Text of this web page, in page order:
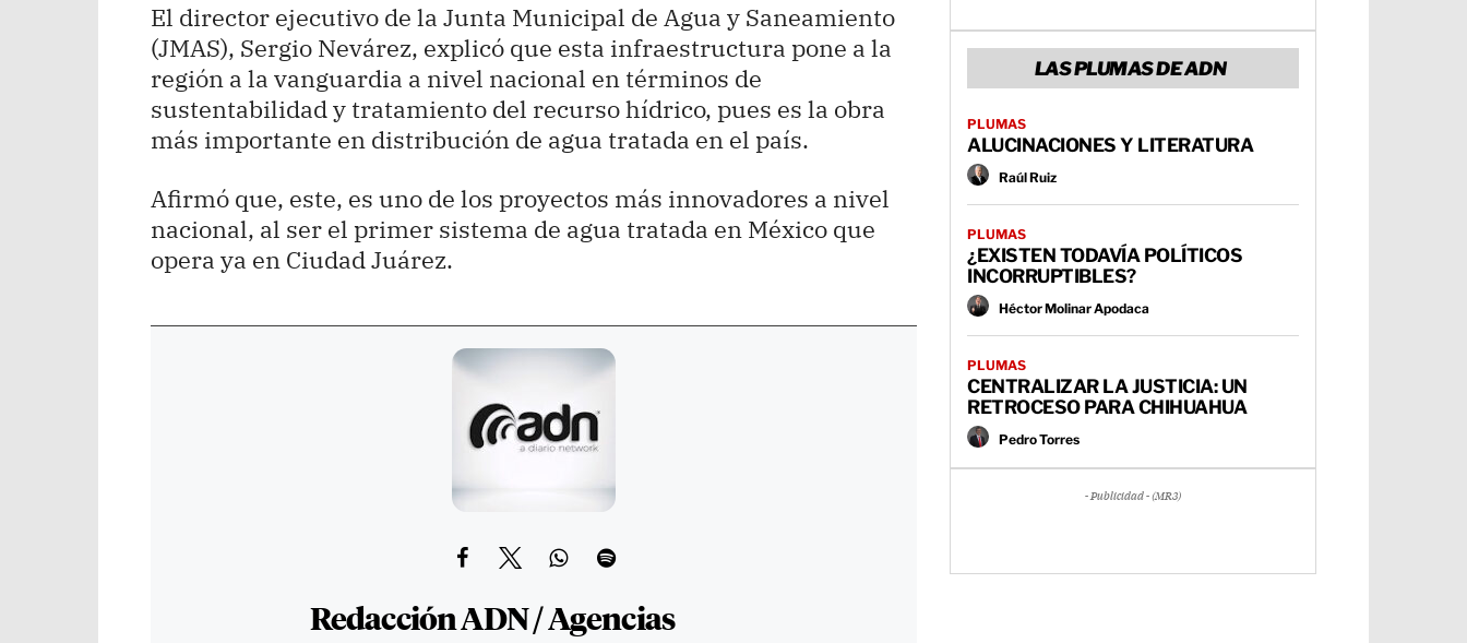
El director ejecutivo de la Junta Municipal de Agua y Saneamiento
(JMAS), Sergio Nevárez, explicó que esta infraestructura pone a la
región a la vanguardia a nivel nacional en términos de
sustentabilidad y tratamiento del recurso hídrico, pues es la obra
más importante en distribución de agua tratada en el país.
Afirmó que, este, es uno de los proyectos más innovadores a nivel
nacional, al ser el primer sistema de agua tratada en México que
opera ya en Ciudad Juárez.
Redacción ADN / Agencias
LAS PLUMAS DE ADN
PLUMAS
ALUCINACIONES Y LITERATURA
Raúl Ruiz
PLUMAS
¿EXISTEN TODAVÍA POLÍTICOS
INCORRUPTIBLES?
Héctor Molinar Apodaca
PLUMAS
CENTRALIZAR LA JUSTICIA: UN
RETROCESO PARA CHIHUAHUA
Pedro Torres
- Publicidad - (MR3)